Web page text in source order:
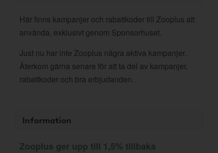
Här finns kampanjer och rabattkoder till Zooplus att
använda, exklusivt genom Sponsorhuset.
Just nu har inte Zooplus några aktiva kampanjer.
Återkom gärna senare för att ta del av kampanjer,
rabattkoder och bra erbjudanden.
Information
Zooplus ger upp till 1,5% tillbaka